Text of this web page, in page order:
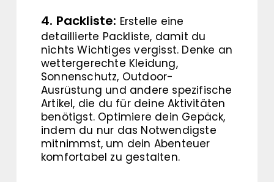
4. Packliste: Erstelle eine
detaillierte Packliste, damit du
nichts Wichtiges vergisst. Denke an
wettergerechte Kleidung,
Sonnenschutz, Outdoor-
Ausrüstung und andere spezifische
Artikel, die du für deine Aktivitäten
benötigst. Optimiere dein Gepäck,
indem du nur das Notwendigste
mitnimmst, um dein Abenteuer
komfortabel zu gestalten.